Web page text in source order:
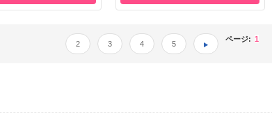
ページ: 1
2 3 4 5